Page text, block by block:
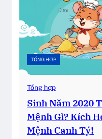
TỔNG HỢP
Tổng hợp
Sinh Năm 2020
Mệnh Gì? Kích
Mệnh Canh Tý!